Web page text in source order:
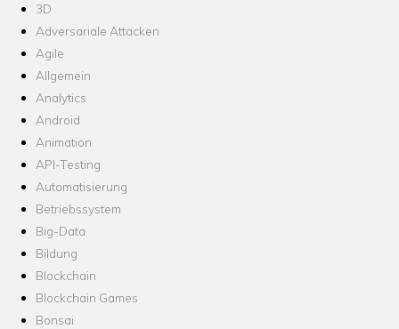
3D
Adversariale Attacken
Agile
Allgemein
Analytics
Android
Animation
API-Testing
Automatisierung
Betriebssystem
Big-Data
Bildung
Blockchain
Blockchain Games
Bonsai